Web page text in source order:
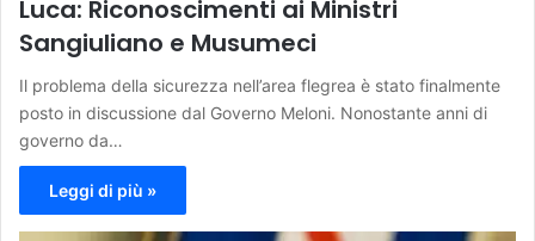
Luca: Riconoscimenti ai Ministri
Sangiuliano e Musumeci
Il problema della sicurezza nell’area flegrea è stato finalmente
posto in discussione dal Governo Meloni. Nonostante anni di
governo da…
Leggi di più »